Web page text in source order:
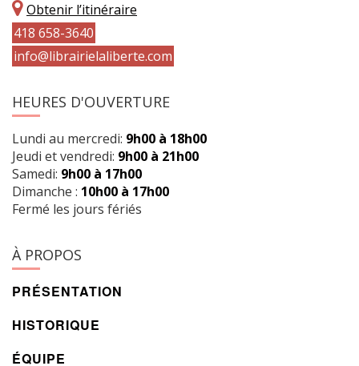
Obtenir l’itinéraire
418 658-3640
info@librairielaliberte.com
HEURES D'OUVERTURE
Lundi au mercredi: 9h00 à 18h00
Jeudi et vendredi: 9h00 à 21h00
Samedi: 9h00 à 17h00
Dimanche : 10h00 à 17h00
Fermé les jours fériés
À PROPOS
PRÉSENTATION
HISTORIQUE
ÉQUIPE